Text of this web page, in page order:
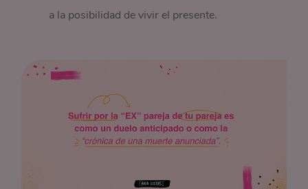
a la posibilidad de vivir el presente.